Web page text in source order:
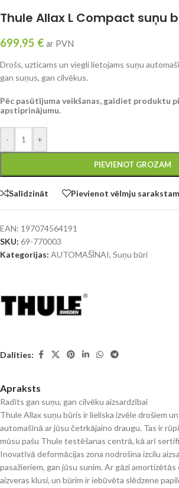
Thule Allax L Compact suņu
699,95 € ar PVN
Drošs, uzticams un viegli lietojams suņu
gan suņus, gan cilvēkus.
Pēc pasūtījuma veikšanas, gaidiet produktu
apstiprinājumu.
- +
PIEVIENOT GROZAM
Salīdzināt Pievienot vēlmju sarakstam
EAN: 197074564191
SKU: 69-770003
Kategorijas: AUTOMAŠĪNAI, Suņu būri
Dalīties:
Apraksts
Radīts gan suņu, gan cilvēku aizsardzībai
Thule Allax suņu būris ir lieliska izvēle drošiem
automašīnā ar jūsu četrkājaino draugu. Tas ir
mūsu pašu Thule testēšanas centrā, kā arī
Inovatīvā deformācijas zona nodrošina izcilu
pasažieriem, gan jūsu sunim. Ar gāzi
aizveras klusi, un būrim ir iebūvēta slēdzene